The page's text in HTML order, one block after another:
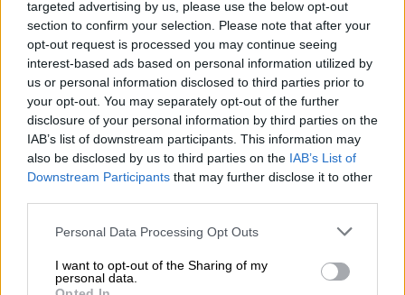
targeted advertising by us, please use the below opt-out
section to confirm your selection. Please note that after your
opt-out request is processed you may continue seeing
interest-based ads based on personal information utilized by
us or personal information disclosed to third parties prior to
your opt-out. You may separately opt-out of the further
disclosure of your personal information by third parties on the
IAB’s list of downstream participants. This information may
also be disclosed by us to third parties on the IAB’s List of
Downstream Participants that may further disclose it to other
Please note that this website/app uses one or more Google
not limited to your visit or usage behaviour. You may click to
grant or deny consent to Google and its third-party tags to
Personal Data Processing Opt Outs
I want to opt-out of the Sharing of my
personal data.
Κόσμος|13.09.2025 22:45